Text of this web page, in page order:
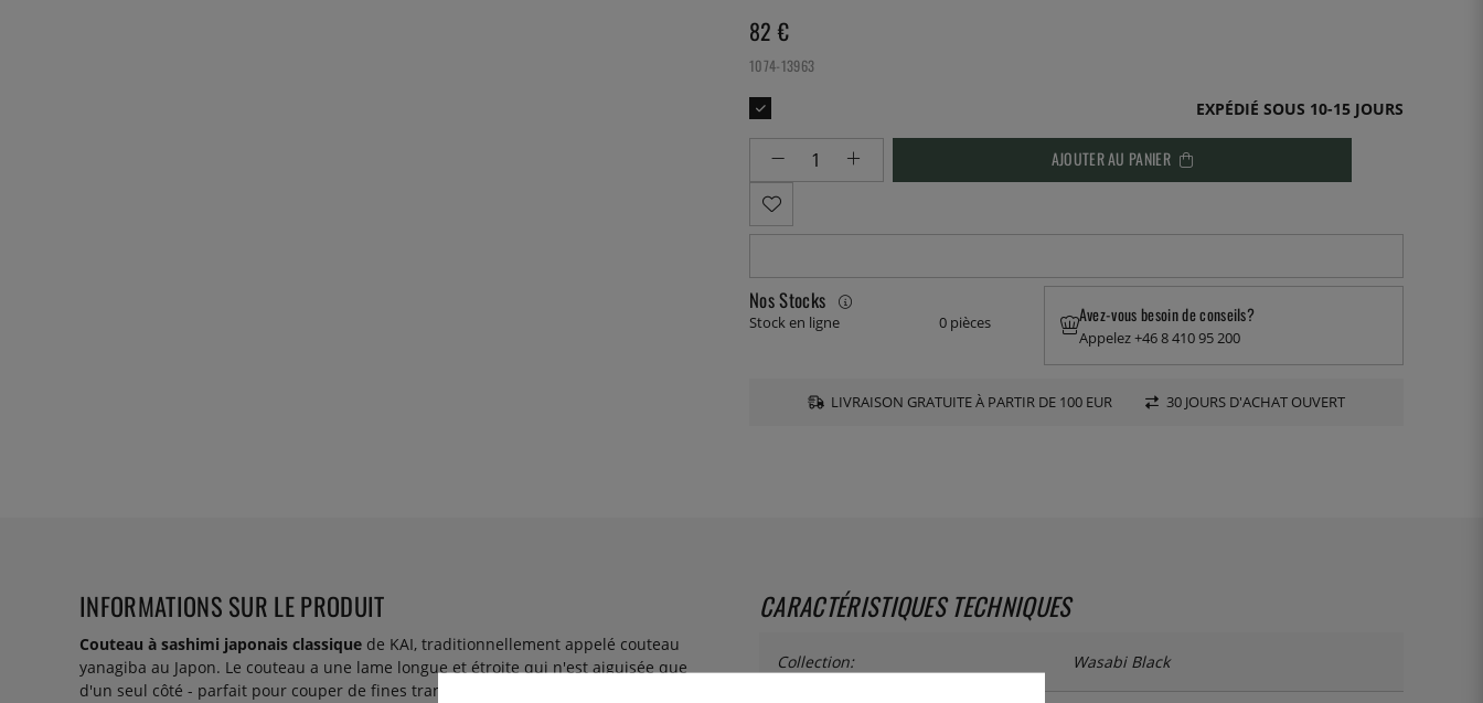
82 €
1074-13963
EXPÉDIÉ SOUS 10-15 JOURS
AJOUTER AU PANIER
Nos Stocks
Stock en ligne 0 pièces Avez-vous besoin de conseils?
Appelez +46 8 410 95 200
LIVRAISON GRATUITE À PARTIR DE 100 EUR 30 JOURS D'ACHAT OUVERT
INFORMATIONS SUR LE PRODUIT
Couteau à sashimi japonais classique de KAI, traditionnellement appelé couteau
yanagiba au Japon. Le couteau a une lame longue et étroite qui n'est aiguisée que
d'un seul côté - parfait pour couper de fines tranches de viande et de poisson.
CARACTÉRISTIQUES TECHNIQUES
Collection: Wasabi Black